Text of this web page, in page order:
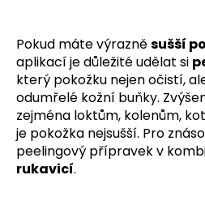
Pokud máte výrazněsušší
aplikací je důležité udělat si
který pokožku nejen očistí,
odumřelé kožní buňky.
zejména loktům, kolenům,
je pokožka nejsušší. Pro
peelingový přípravek v
rukavicí.